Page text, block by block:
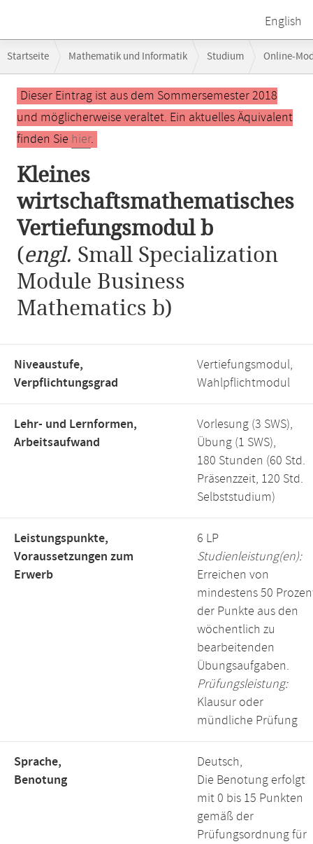
English
Navigation
Startseite Mathematik und Informatik Studium Online-
Kleines wirtschaftsmathematisches Vertiefungsmodul b
Hauptinhalt
Dieser Eintrag ist aus dem Sommersemester 2018
und möglicherweise veraltet. Ein aktuelles Äquivalent
finden Sie hier.
Kleines
wirtschaftsmathematisches
Vertiefungsmodul b
(engl. Small Specialization
Module Business
Mathematics b)
Niveaustufe,
Verpflichtungsgrad
Vertiefungsmodul,
Wahlpflichtmodul
Lehr- und Lernformen,
Arbeitsaufwand
Vorlesung (3 SWS),
Übung (1 SWS),
180 Stunden (60 Std.
Präsenzzeit, 120 Std.
Selbststudium)
Leistungspunkte,
Voraussetzungen zum
Erwerb
6 LP
Studienleistung(en):
Erreichen von
mindestens 50
der Punkte aus den
wöchentlich zu
bearbeitenden
Übungsaufgaben.
Prüfungsleistung:
Klausur oder
mündliche Prüfung
Sprache,
Benotung
Deutsch,
Die Benotung erfolgt
mit 0 bis 15 Punkten
gemäß der
Prüfungsordnung für